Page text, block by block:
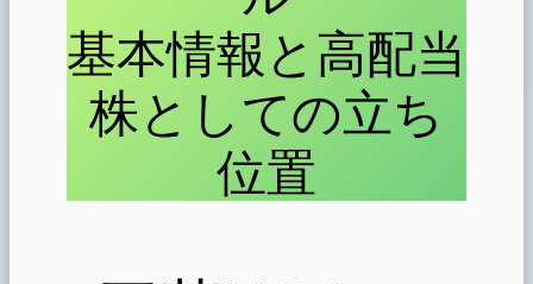
基本情報と高配当
株としての立ち
位置